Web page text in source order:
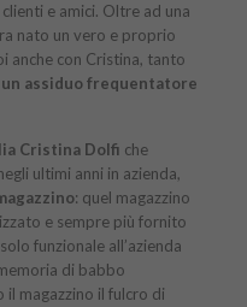
e amici. Oltre ad una
nato un vero e proprio
anche con Cristina, tanto
un assiduo frequentatore
Cristina Dolfi che
ultimi anni in azienda,
: quel magazzino
e sempre più fornito
funzionale all’azienda
di babbo
magazzino il fulcro di